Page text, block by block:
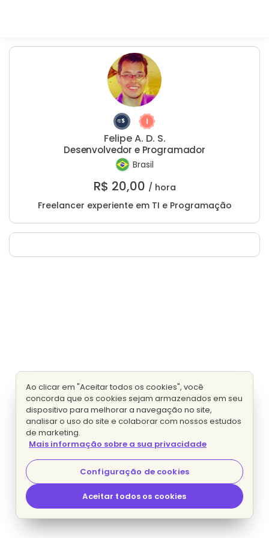
Felipe A. D. S.
Desenvolvedor e Programador
Brasil
R$ 20,00 / hora
Freelancer experiente em TI e Programação
Ao clicar em "Aceitar todos os cookies", você
concorda que os cookies sejam armazenados em seu
dispositivo para melhorar a navegação no site,
analisar o uso do site e colaborar com nossos estudos
de marketing.
Mais informação sobre a sua privacidade
Configuração de cookies
Aceitar todos os cookies